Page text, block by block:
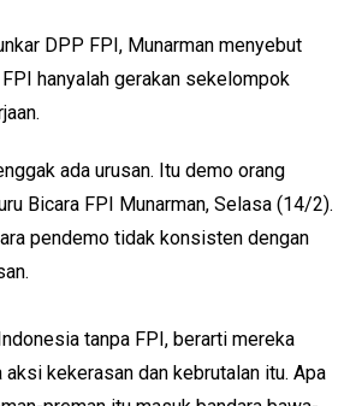
DPP FPI, Munarman menyebut
hanyalah gerakan sekelompok
ada urusan. Itu demo orang
Bicara FPI Munarman, Selasa (14/2).
pendemo tidak konsisten dengan
tanpa FPI, berarti mereka
kekerasan dan kebrutalan itu. Apa